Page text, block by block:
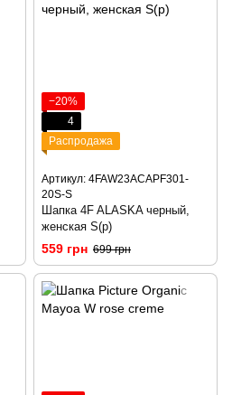
−20%
4
Распродажа
Артикул: 4FAW23ACAPF301-
20S-S
Шапка 4F ALASKA черный,
женская S(р)
559 грн 699 грн